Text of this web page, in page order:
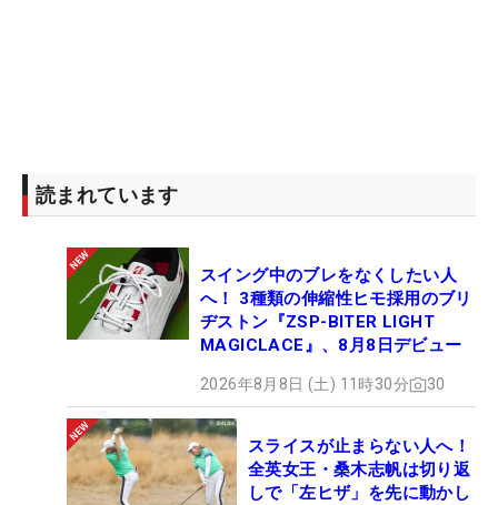
読まれています
スイング中のブレをなくしたい人
へ！ 3種類の伸縮性ヒモ採用のブリ
ヂストン『ZSP-BITER LIGHT
MAGICLACE』、8月8日デビュー
2026年8月8日 (土) 11時30分 30
スライスが止まらない人へ！
全英女王・桑木志帆は切り返
しで「左ヒザ」を先に動かし